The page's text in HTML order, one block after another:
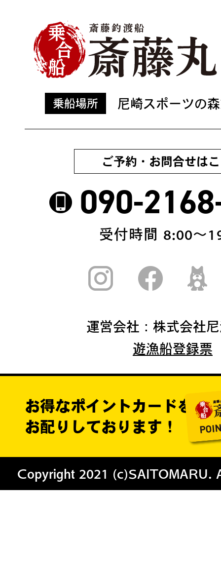
乗船場所 尼崎スポーツの
ご予約・お問合せは
090-
受付時間 8:00〜
運営会社：株式会社
遊漁船登録票
お得なポイントカードを
お配りしております！
Copyright 2021 (c)SAITOMARU.